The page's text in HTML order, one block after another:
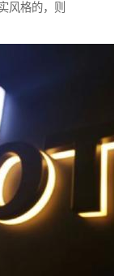
风格的，则